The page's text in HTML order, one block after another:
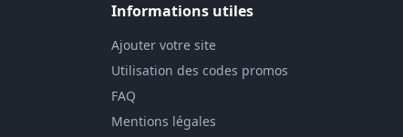
Informations utiles
Ajouter votre site
Utilisation des codes promos
FAQ
Mentions légales